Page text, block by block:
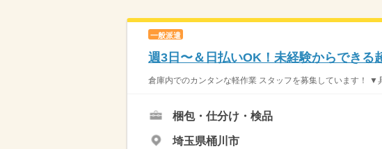
一般派遣
週3日〜＆日払いOK！未経験からできる
倉庫内でのカンタンな軽作業 スタッフを募集しています！
梱包・仕分け・検品
埼玉県桶川市